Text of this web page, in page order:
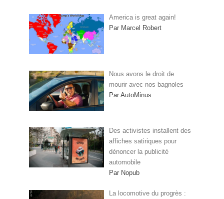
America is great again!
Par Marcel Robert
Nous avons le droit de
mourir avec nos bagnoles
Par AutoMinus
Des activistes installent des
affiches satiriques pour
dénoncer la publicité
automobile
Par Nopub
La locomotive du progrès :